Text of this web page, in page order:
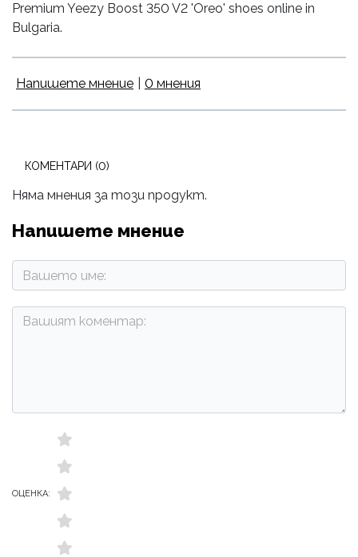
Premium Yeezy Boost 350 V2 'Oreo' shoes online in
Bulgaria.
Напишете мнение 0 мнения
КОМЕНТАРИ (0)
Няма мнения за този продукт.
Напишете мнение
ОЦЕНКА: